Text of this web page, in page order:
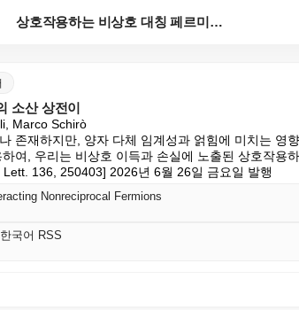
상호작용하는 비상호 대칭 페르미온의 소산 상전이
소산 상전이
Marco Schirò
존재하지만, 양자 다체 임계성과 얽힘에 미치는 영
여, 우리는 비상호 이득과 손실에 노출된 상호작용
136, 250403] 2026년 6월 26일 금요일 발행
Nonreciprocal Fermions
국어 RSS